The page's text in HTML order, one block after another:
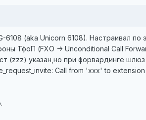
6108 (aka Unicorn 6108). Настраивал по
ТфоП (FXO -> Unconditional Call
(zzz) указан,но при форвардинге
Call from 'xxx' to